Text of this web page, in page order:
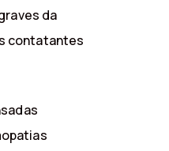
da
contatantes